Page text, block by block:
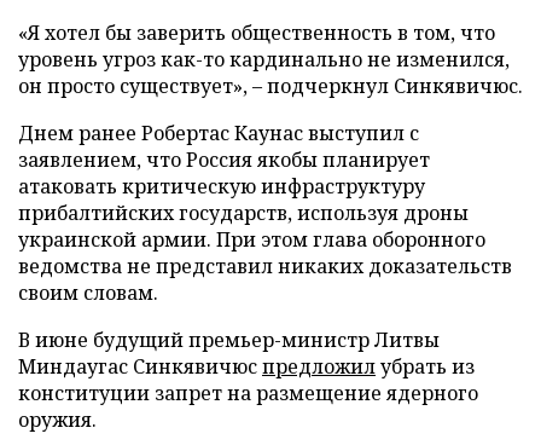
«Я хотел бы заверить общественность в том, что
уровень угроз как-то кардинально не изменился,
он просто существует», – подчеркнул Синкявичюс.
Днем ранее Робертас Каунас выступил с
заявлением, что Россия якобы планирует
атаковать критическую инфраструктуру
прибалтийских государств, используя дроны
украинской армии. При этом глава оборонного
ведомства не представил никаких доказательств
своим словам.
В июне будущий премьер-министр Литвы
Миндаугас Синкявичюспредложилубрать из
конституции запрет на размещение ядерного
оружия.